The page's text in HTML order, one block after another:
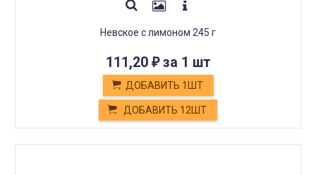
Невское с лимоном 245 г
111,20 ₽за 1 шт
ДОБАВИТЬ 1ШТ
ДОБАВИТЬ 12ШТ